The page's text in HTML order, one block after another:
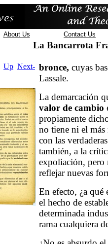
About Us Contact Us
La Bancarrota
Up Next- bronce, cuyas
Lassale.
La demarcación
valor de cambio
propiamente
no tiene ni el más
con las
también, a la
expoliación, pero
reflejar nuevas
En efecto, ¿a qué
el hecho de
determinada
rama cualquiera